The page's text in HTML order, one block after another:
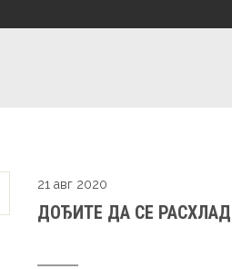
21 авг 2020
ДОЂИТЕ ДА СЕ